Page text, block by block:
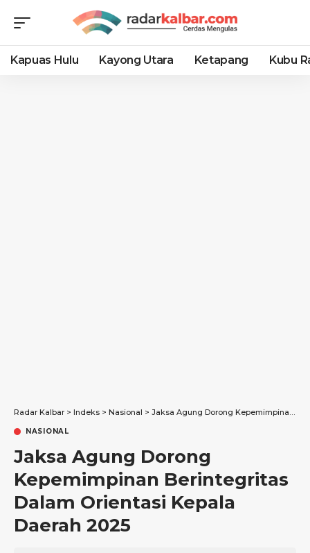
Kapuas Hulu Kayong Utara Ketapang Kubu
Radar Kalbar > Indeks > Nasional > Jaksa Agung Dorong Kepemimpinan Berintegritas Dalam Orientasi Kepala Daerah 2025
NASIONAL
Jaksa Agung Dorong
Kepemimpinan Berintegritas
Dalam Orientasi Kepala
Daerah 2025